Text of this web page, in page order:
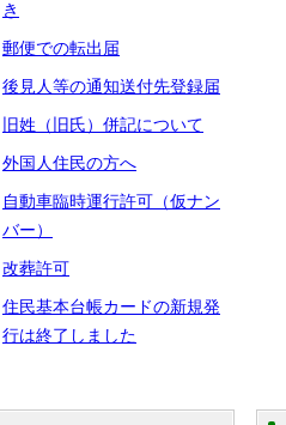
き
郵便での転出届
後見人等の通知送付先登録届
旧姓（旧氏）併記について
外国人住民の方へ
自動車臨時運行許可（仮ナン
バー）
改葬許可
住民基本台帳カードの新規発
行は終了しました